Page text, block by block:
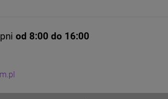
od 8:00 do 16:00